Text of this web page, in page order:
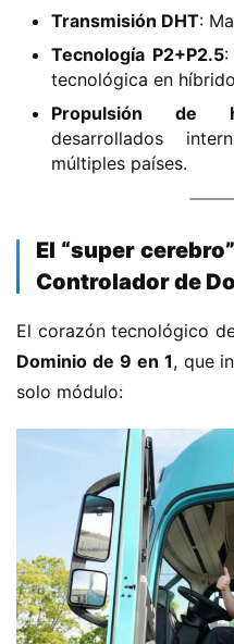
e
c
h
i
n
​Transmisión DHT​​:
​Tecnología P2+P2.5​​:
tecnológica en
​Propulsión de
desarrollados
múltiples países.
​El “super
Controlador de
El corazón tecnológico de
Dominio de 9 en 1​​, que
solo módulo: